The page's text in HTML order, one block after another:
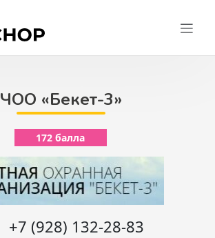
ЧОО «Бекет-3»
172 балла
+7 (928) 132-28-83